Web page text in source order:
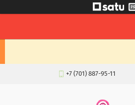
+7 (701) 887-95-11